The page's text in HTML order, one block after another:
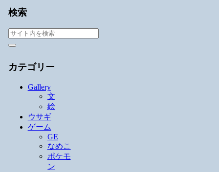
検索
カテゴリー
Gallery
文
絵
ウサギ
ゲーム
GE
なめこ
ポケモ
ン